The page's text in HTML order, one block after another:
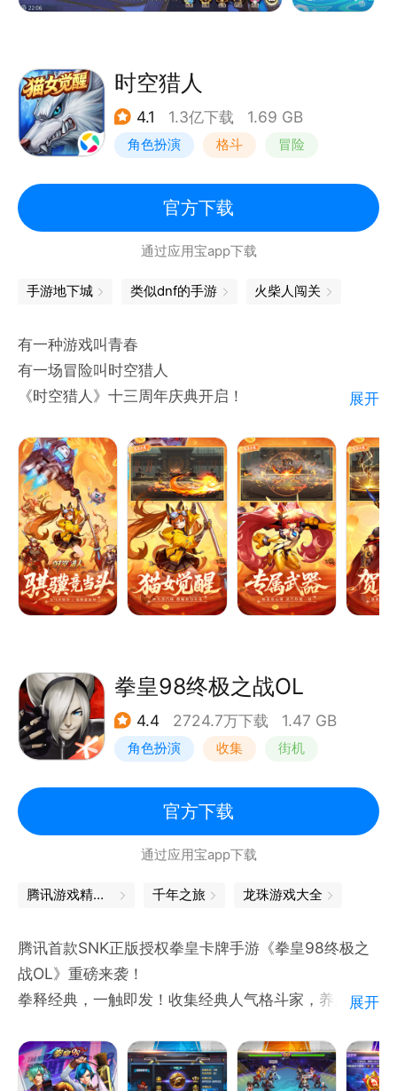
时空猎人
4.1 1.3亿下载 1.69 GB
角色扮演 格斗 冒险
官方下载
通过应用宝app下载
手游地下城 类似dnf的手游 火柴人闯关
有一种游戏叫青春
有一场冒险叫时空猎人
《时空猎人》十三周年庆典开启！
传说！
回忆副本再现，经典地图返场，通关免费兑换全新时
装！
展开
拳皇98终极之战OL
4.4 2724.7万下载 1.47 GB
角色扮演 收集 街机
官方下载
通过应用宝app下载
腾讯游戏精品汇聚，让你畅玩不停 千年之旅 龙珠游戏大全
腾讯首款SNK正版授权拳皇卡牌手游《拳皇98终极之
战OL》重磅来袭！
拳释经典，一触即发！收集经典人气格斗家，养成最强
你带来畅爽体验。丰富的养成系统，多彩的格斗家搭
配，精准的还原度，梦回那些曾经一起经历的拳皇岁
展开